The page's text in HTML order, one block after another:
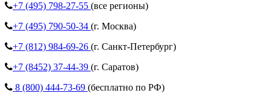
+7 (495) 798-27-55 (все регионы)
+7 (495) 790-50-34 (г. Москва)
+7 (812) 984-69-26 (г. Санкт-Петербург)
+7 (8452) 37-44-39 (г. Саратов)
8 (800) 444-73-69 (бесплатно по РФ)